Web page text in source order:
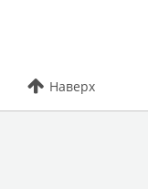
Наверх